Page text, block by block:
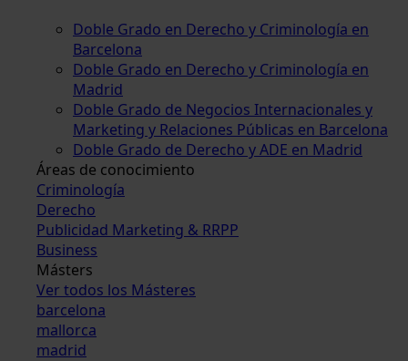
Doble Grado en Derecho y Criminología en
Barcelona
Doble Grado en Derecho y Criminología en
Madrid
Doble Grado de Negocios Internacionales y
Marketing y Relaciones Públicas en Barcelona
Doble Grado de Derecho y ADE en Madrid
Áreas de conocimiento
Criminología
Derecho
Publicidad Marketing & RRPP
Business
Másters
Ver todos los Másteres
barcelona
mallorca
madrid